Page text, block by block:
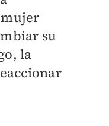
su
la